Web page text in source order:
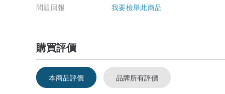
問題回報 我要檢舉此商品
購買評價
本商品評價 品牌所有評價